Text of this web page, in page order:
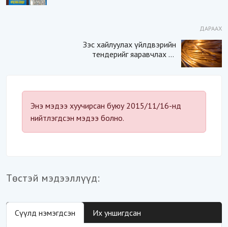
ДАРААХ
Зэс хайлуулах үйлдвэрийн
тендерийг яаравчлах нь
Энэ мэдээ хуучирсан буюу 2015/11/16-нд
нийтлэгдсэн мэдээ болно.
Төстэй мэдээллүүд:
Сүүлд нэмэгдсэн Их уншигдсан